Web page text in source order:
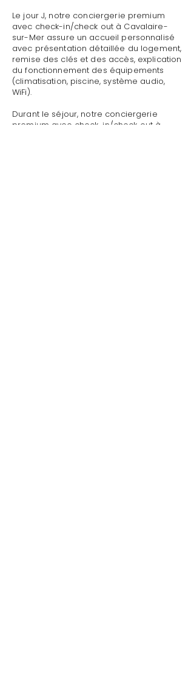
Le jour J, notre conciergerie premium
avec check-in/check out à Cavalaire-
sur-Mer assure un accueil personnalisé
avec présentation détaillée du logement,
remise des clés et des accès, explication
du fonctionnement des équipements
(climatisation, piscine, système audio,
WiFi).
Durant le séjour, notre conciergerie
premium avec check-in/check out à